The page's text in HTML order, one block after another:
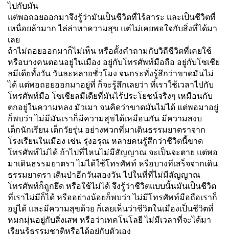
ไปกับมัน
แต่พอถอยออกมาจึงรู้ว่ามันเป็นชีวิตที่ไร้สาระ และเป็นชีวิตที่
เหนื่อยล้ามาก ไล่ล่าหาความสุข แต่ไม่เคยพอใจกับสิ่งที่ได้มา
เลย
ถ้าไม่ถอยออกมาก็ไม่เห็น หรือตั้งคำถามกับวิถีชีวิตที่เคยใช้
หรือบางคนตอนอยู่ในเมือง อยู่กับโทรศัพท์มือถือ อยู่กับโซเชีย
ลมีเดียทั้งวัน วันละหลายชั่วโมง จนกระทั่งรู้สึกว่าขาดมันไม่
ได้ แต่พอถอยออกมาอยู่ที่ ก็จะรู้สึกเลยว่า ที่เราใช้เวลาไปกับ
โทรศัพท์มือ โซเชียลมีเดียที่มันไร้ประโยชน์จริงๆ เหมือนกับ
ตกอยู่ในความหลง มัวเมา จนคิดว่าขาดมันไม่ได้ แต่พอมาอยู่
ก็พบว่า ไม่มีมันเราก็มีความสุขได้เหมือนกัน มีความสงบ
เด็กนักเรียน เด็กวัยรุ่น อย่างพวกที่มาเดินธรรมยาตราจาก
โรงเรียนในเมือง เช่น รุ่งอรุณ หลายคนรู้สึกว่าชีวิตนี้ขาด
โทรศัพท์ไม่ได้ ถ้าไปที่ไหนไม่มีสัญญาณ จะเป็นจะตาย แต่พอ
มาเดินธรรมยาตรา ไม่ได้ใช้โทรศัพท์ หรือบางทีเสร็จจากเดิน
ธรรมยาตรา เดินป่าอีกวันสองวัน ไปในที่ที่ไม่มีสัญญาณ
โทรศัพท์ก็ถูกยึด หรือใช้ไม่ได้ จึงรู้ว่าชีวิตแบบนั้นมันเป็นชีวิต
ที่เราไม่มีก็ได้ หรืออย่างน้อยก็พบว่า ไม่มีโทรศัพท์มือถือเราก็
อยู่ได้ และมีความสุขด้วย ก็เลยเห็นว่าชีวิตในเมืองเป็นชีวิตที่
หมกมุ่นอยู่กับสิ่งเสพ หรือว่าเทคโนโลยี ไม่มีเวลาที่จะได้มา
เรียนรู้ธรรมชาติหรือได้อยู่กับตัวเอง